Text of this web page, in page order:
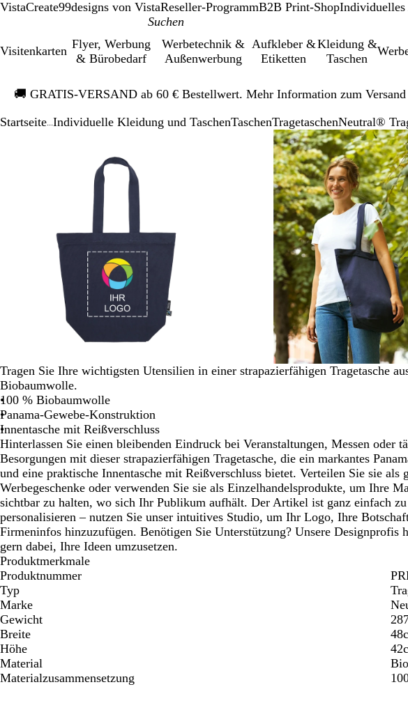
VistaCreate99designs von VistaReseller-ProgrammB2B Print-ShopIndividuelles
Visitenkarten
Flyer, Werbung
& Bürobedarf
Werbetechnik &
Außenwerbung
Aufkleber &
Etiketten
Kleidung &
Taschen
🚚 GRATIS-VERSAND ab 60 € Bestellwert. Mehr Information zum Versand
1
Startseite Individuelle Kleidung und TaschenTaschenTragetaschenNeutral®
Minimum
Vergrößern
die
Tasten
Zoomen
und
die
Pfeiltasten
zum
Schwenken.
Bild
Zoom
auf
Minimum
Klicken
zum
Vergrößern
Verwenden
Sie
die
Tasten
+
und
-
zum
Zoomen
und
die
Pfeiltasten
zum
Tragen Sie Ihre wichtigsten Utensilien in einer strapazierfähigen Tragetasche
Biobaumwolle.
100 % Biobaumwolle
Panama-Gewebe-Konstruktion
Innentasche mit Reißverschluss
Hinterlassen Sie einen bleibenden Eindruck bei Veranstaltungen, Messen oder
Besorgungen mit dieser strapazierfähigen Tragetasche, die ein markantes
und eine praktische Innentasche mit Reißverschluss bietet. Verteilen Sie sie als
Werbegeschenke oder verwenden Sie sie als Einzelhandelsprodukte, um Ihre
sichtbar zu halten, wo sich Ihr Publikum aufhält. Der Artikel ist ganz einfach zu
personalisieren – nutzen Sie unser intuitives Studio, um Ihr Logo, Ihre
Firmeninfos hinzuzufügen. Benötigen Sie Unterstützung? Unsere Designprofis
gern dabei, Ihre Ideen umzusetzen.
Produktmerkmale
Produktnummer
Typ
Marke
Gewicht
Breite
Höhe
Material
Materialzusammensetzung